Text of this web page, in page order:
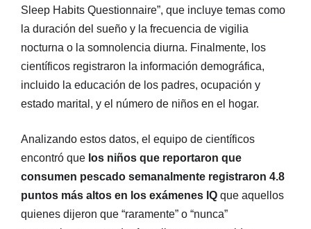
Sleep Habits Questionnaire”, que incluye temas como
la duración del sueño y la frecuencia de vigilia
nocturna o la somnolencia diurna. Finalmente, los
científicos registraron la información demográfica,
incluido la educación de los padres, ocupación y
estado marital, y el número de niños en el hogar.
Analizando estos datos, el equipo de científicos
encontró que los niños que reportaron que
consumen pescado semanalmente registraron 4.8
puntos más altos en los exámenes IQ que aquellos
quienes dijeron que “raramente” o “nunca”